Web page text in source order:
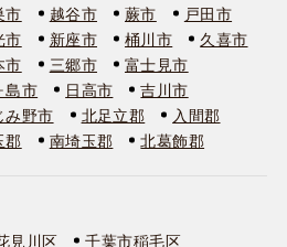
市 越谷市 蕨市
戸田市
市 新座市 桶川市
久喜市
市 三郷市
富士見市
島市 日高市
吉川市
み野市 北足立郡
入間郡
郡 南埼玉郡 北葛飾郡
見川区
千葉市稲毛区